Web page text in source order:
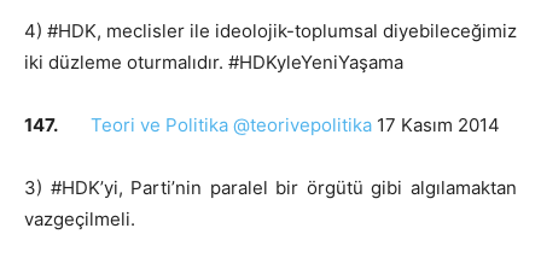
4) #HDK, meclisler ile ideolojik-toplumsal diyebileceğimiz
iki düzleme oturmalıdır. #HDKyleYeniYaşama
147. Teori ve Politika @teorivepolitika 17 Kasım 2014
3) #HDK’yi, Parti’nin paralel bir örgütü gibi algılamaktan
vazgeçilmeli.